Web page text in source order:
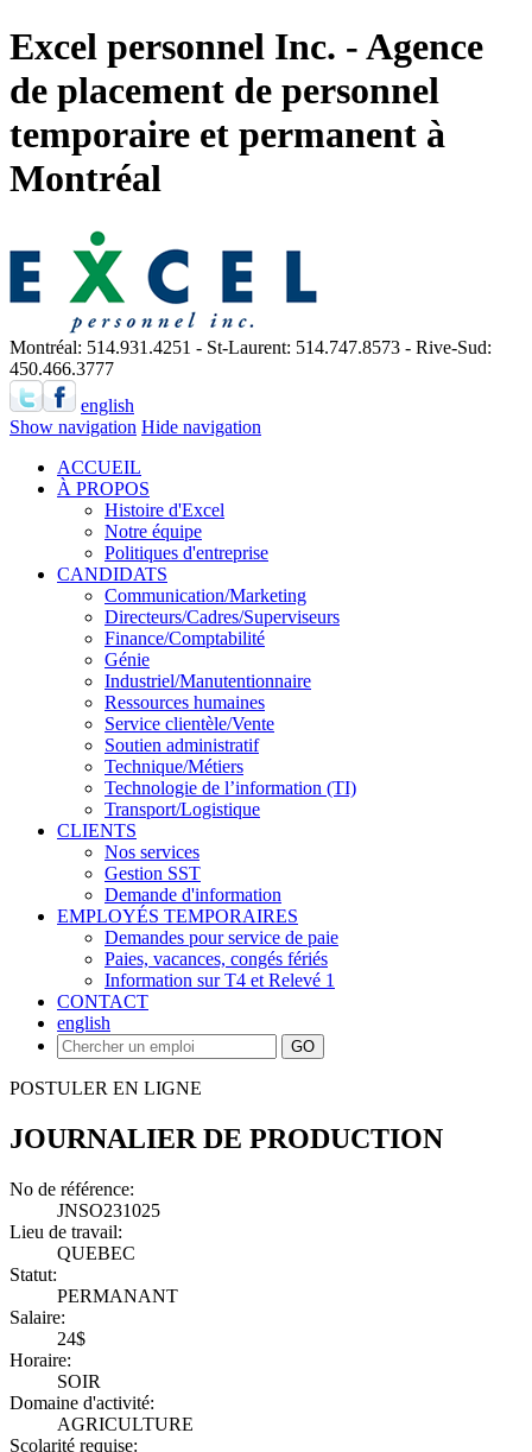
Excel personnel Inc. - Agence
de placement de personnel
temporaire et permanent à
Montréal
Montréal: 514.931.4251 - St-Laurent: 514.747.8573 - Rive-Sud:
450.466.3777
english
Show navigation Hide navigation
ACCUEIL
À PROPOS
Histoire d'Excel
Notre équipe
Politiques d'entreprise
CANDIDATS
Communication/Marketing
Directeurs/Cadres/Superviseurs
Finance/Comptabilité
Génie
Industriel/Manutentionnaire
Ressources humaines
Service clientèle/Vente
Soutien administratif
Technique/Métiers
Technologie de l’information (TI)
Transport/Logistique
CLIENTS
Nos services
Gestion SST
Demande d'information
EMPLOYÉS TEMPORAIRES
Demandes pour service de paie
Paies, vacances, congés fériés
Information sur T4 et Relevé 1
CONTACT
english
POSTULER EN LIGNE
JOURNALIER DE PRODUCTION
No de référence:
JNSO231025
Lieu de travail:
QUEBEC
Statut:
PERMANANT
Salaire:
24$
Horaire:
SOIR
Domaine d'activité:
AGRICULTURE
Scolarité requise: